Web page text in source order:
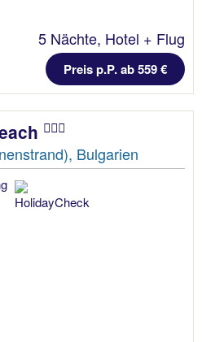
5 Nächte, Hotel + Flug
Preis p.P. ab 559 €
Bulgarien